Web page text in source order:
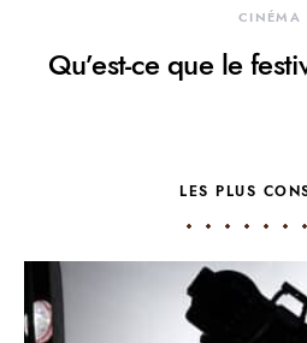
CINÉMA
Qu’est-ce que le
LES PLUS